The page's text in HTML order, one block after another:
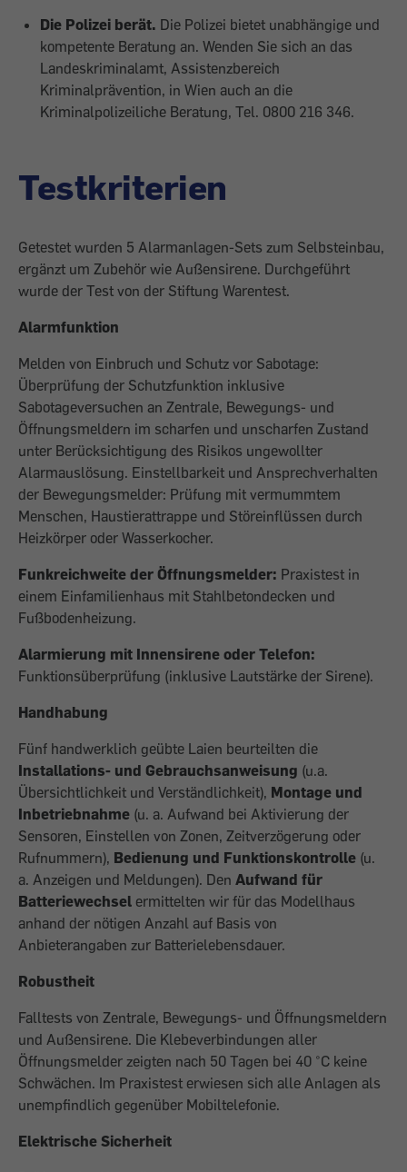
Die Polizei berät. Die Polizei bietet unabhängige und
kompetente Beratung an. Wenden Sie sich an das
Landes­kriminalamt, Assistenzbereich
Kriminalprävention, in Wien auch an die
Kriminalpolizeiliche Beratung, Tel. 0800 216 346.
Testkriterien
Getestet wurden 5 Alarmanlagen-Sets zum Selbsteinbau,
ergänzt um Zubehör wie Außensirene. Durchgeführt
wurde der Test von der Stiftung Warentest.
Alarmfunktion
Melden von Einbruch und Schutz vor Sabotage:
Überprüfung der Schutzfunktion inklusive
Sabotageversuchen an Zentrale, Bewegungs- und
Öffnungsmeldern im scharfen und unscharfen Zustand
unter Berücksichtigung des Risikos ungewollter
Alarmauslösung. Einstellbarkeit und Ansprechverhalten
der Bewegungsmelder: Prüfung mit vermummtem
Menschen, Haustierattrappe und Störeinflüssen durch
Heizkörper oder Wasserkocher.
Funkreichweite der Öffnungsmelder: Praxistest in
einem Einfamilienhaus mit Stahlbetondecken und
Fußbodenheizung.
Alarmierung mit Innensirene oder Telefon:
Funktionsüberprüfung (inklusive Lautstärke der Sirene).
Handhabung
Fünf handwerklich geübte Laien beurteilten die
Installations- und Gebrauchsanweisung (u.a.
Übersichtlichkeit und Verständlichkeit), Montage und
Inbetriebnahme (u. a. Aufwand bei Aktivierung der
Sensoren, Einstellen von Zonen, Zeitverzögerung oder
Rufnummern), Bedienung und Funktionskontrolle (u.
a. Anzeigen und Meldungen). Den Aufwand für
Batteriewechsel ermittelten wir für das Modellhaus
anhand der nötigen Anzahl auf Basis von
Anbieterangaben zur Batterielebensdauer.
Robustheit
Falltests von Zentrale, Bewegungs- und Öffnungsmeldern
und Außensirene. Die Klebeverbindungen aller
Öffnungsmelder zeigten nach 50 Tagen bei 40 °C keine
Schwächen. Im Praxistest erwiesen sich alle Anlagen als
unempfindlich gegenüber Mobiltelefonie.
Elektrische Sicherheit